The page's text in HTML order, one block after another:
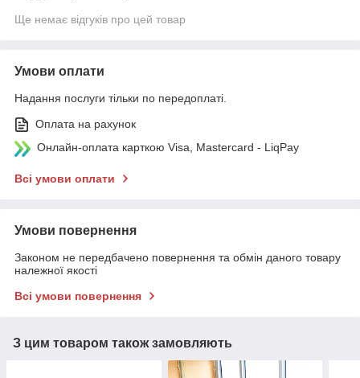
Ще немає відгуків про цей товар
Умови оплати
Надання послуги тільки по передоплаті.
Оплата на рахунок
Онлайн-оплата карткою Visa, Mastercard - LiqPay
Всі умови оплати
Умови повернення
Законом не передбачено повернення та обмін даного товару
належної якості
Всі умови повернення
З цим товаром також замовляють